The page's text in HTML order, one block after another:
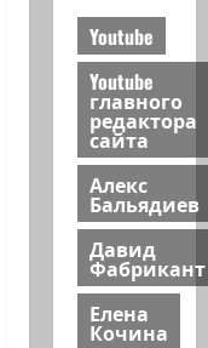
Youtube
Youtube
главного
редактора
сайта
Алекс
Бальядиев
Давид
Фабрикант
Елена
Кочина